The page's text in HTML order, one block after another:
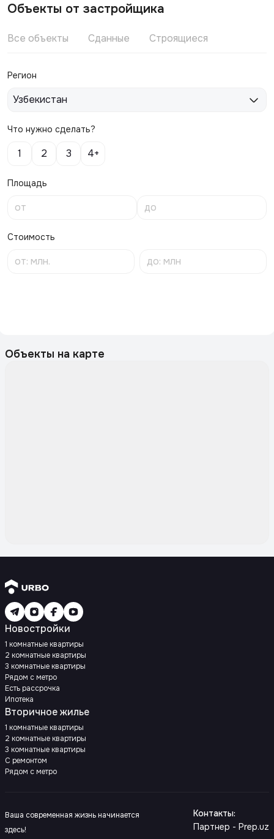
Объекты от застройщика
Все объекты Сданные Строящиеся
Регион
Узбекистан
Что нужно сделать?
1 2 3 4+
Площадь
Стоимость
Объекты на карте
Новостройки
1 комнатные квартиры
2 комнатные квартиры
3 комнатные квартиры
Рядом с метро
Есть рассрочка
Ипотека
Вторичное жилье
1 комнатные квартиры
2 комнатные квартиры
3 комнатные квартиры
С ремонтом
Рядом с метро
Ваша современная жизнь начинается
здесь!
Контакты:
Партнер - Prep.uz